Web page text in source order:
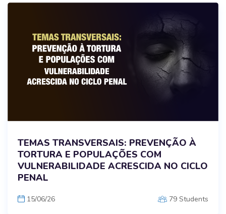
TEMAS TRANSVERSAIS: PREVENÇÃO À
TORTURA E POPULAÇÕES COM
VULNERABILIDADE ACRESCIDA NO CICLO
PENAL
15/06/26 79 Students